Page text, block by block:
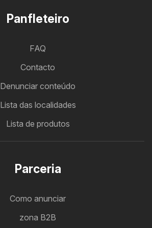
Panfleteiro
FAQ
Contacto
Denunciar conteúdo
Lista das localidades
Lista de produtos
Parceria
Como anunciar
zona B2B